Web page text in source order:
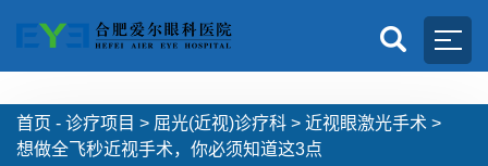
首页 - 诊疗项目 > 屈光(近视)诊疗科 > 近视眼激光手术 >
想做全飞秒近视手术，你必须知道这3点